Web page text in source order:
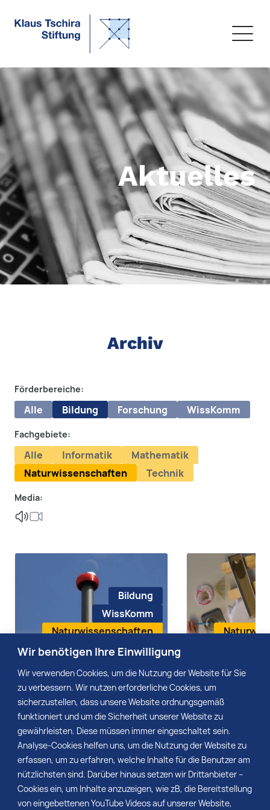
Wir benötigen Ihre Einwilligung
Wir verwenden Cookies, um die Nutzung der Website für Sie
zu verbessern. Wir nutzen erforderliche Cookies, um
sicherzustellen, dass unsere Website ordnungsgemäß
funktioniert und um die Sicherheit unserer Website zu
gewährleisten. Diese müssen immer eingeschaltet sein.
Analyse-Cookies helfen uns, um die Nutzung der Website zu
erfassen, um zu erfahren, welche Inhalte für die Benutzer am
nützlichsten sind. Darüber hinaus setzen wir Drittanbieter –
Cookies ein, um Inhalte anzuzeigen, wie zB, die Bereitstellung
von eingebettenen YouTube Videos auf unserer Website,
Aktuelles
Archiv
Förderbereiche:
Alle Bildung Forschung WissKomm
Fachgebiete:
Alle Informatik
Mathematik
Naturwissenschaften
Technik
Media:
Bildung
WissKomm
Naturwissenschaften
23. Oktober 2024
Audiobeitrag: Skypole
bietet Orientierung am
Nachthimmel
Mehr
Audiobeitrag:
Geobox
erleben
Mehr